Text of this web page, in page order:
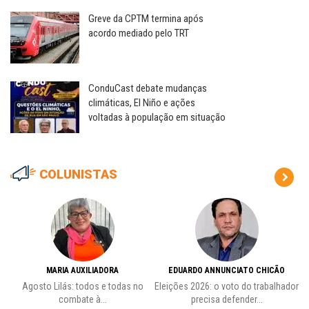
Greve da CPTM termina após
acordo mediado pelo TRT
ConduCast debate mudanças
climáticas, El Niño e ações
voltadas à população em situação
COLUNISTAS
MARIA AUXILIADORA
Agosto Lilás: todos e todas no
combate à...
EDUARDO ANNUNCIATO CHICÃO
Eleições 2026: o voto do trabalhador
precisa defender...